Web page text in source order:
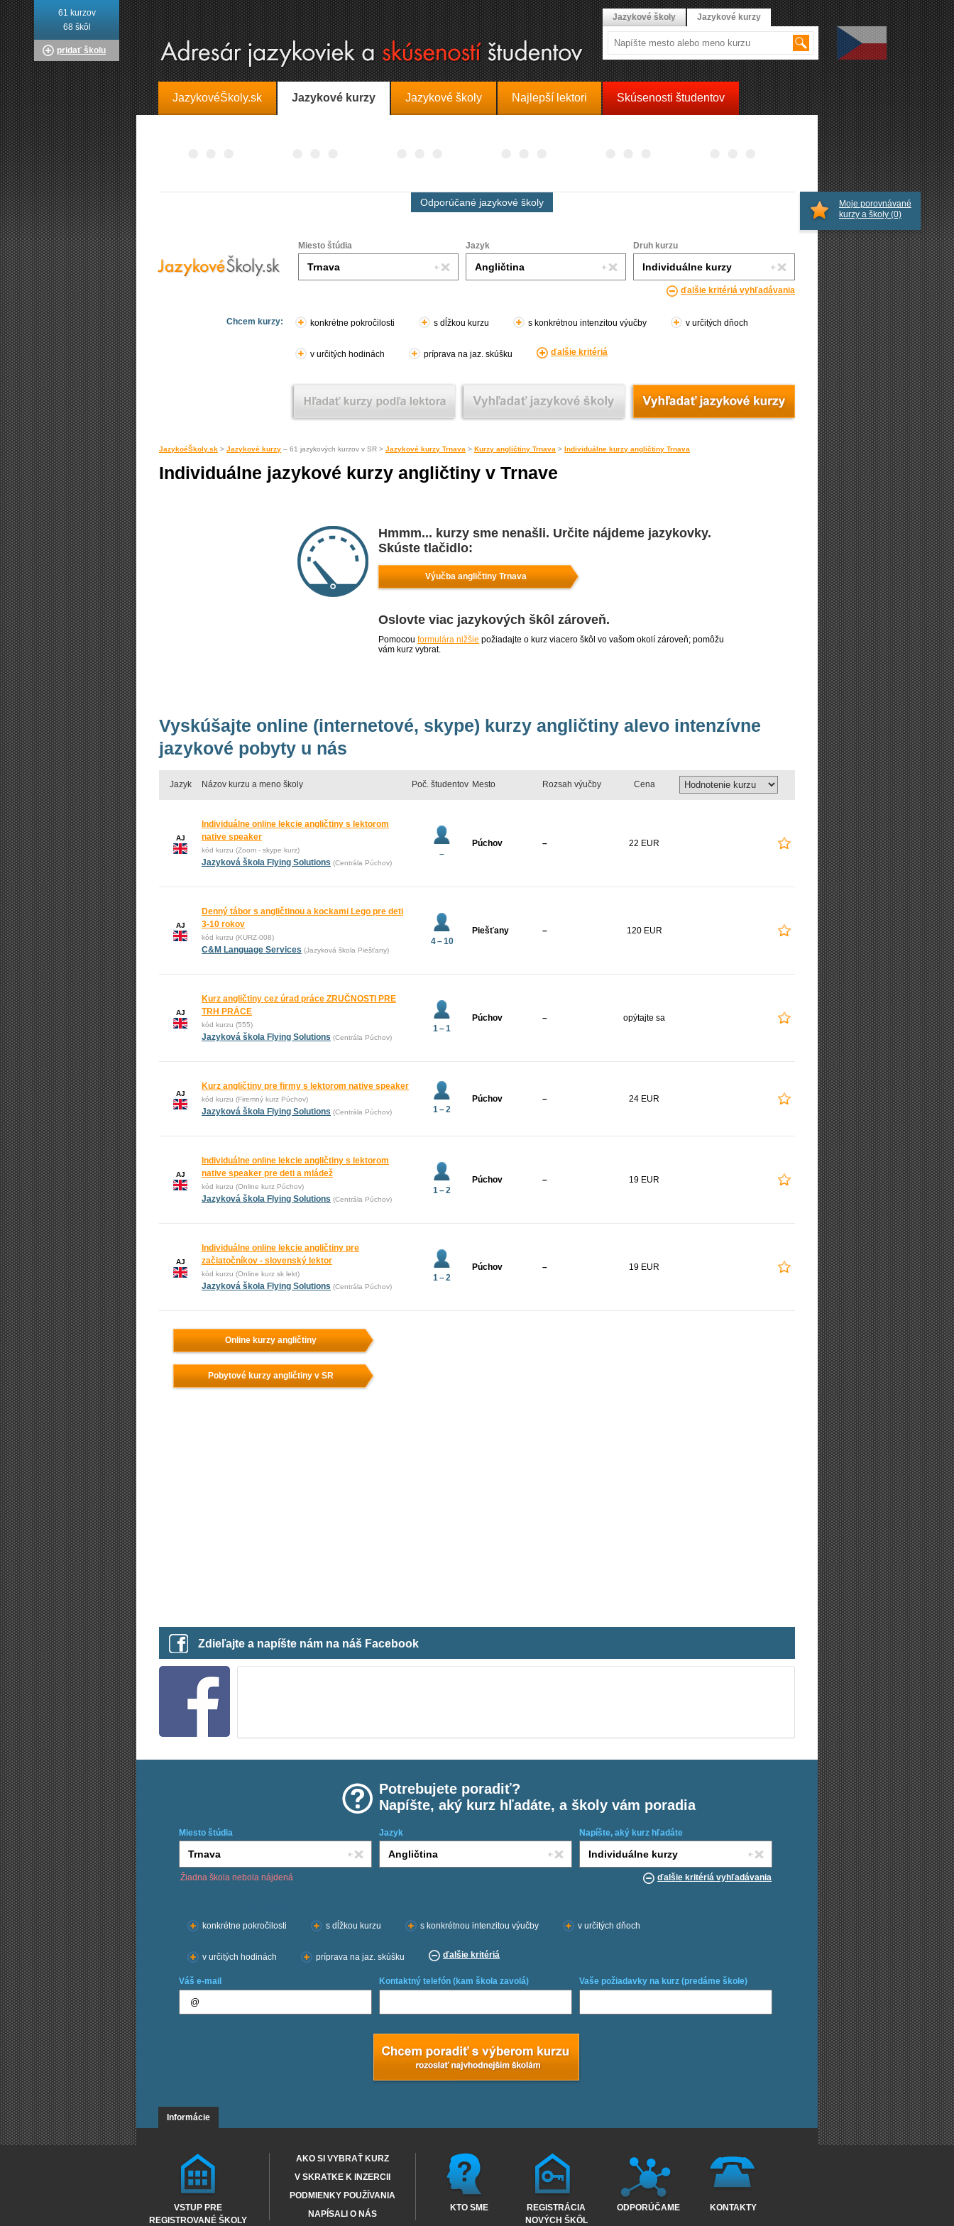
JazykovéŠkoly.sk Jazykové kurzy Jazykové školy Najlepší lektori Skúsenosti študentov
Odporúčané jazykové školy
Miesto štúdia Jazyk Druh kurzu
ďalšie kritériá vyhľadávania
Chcem kurzy: konkrétne pokročilosti s dĺžkou kurzu s konkrétnou intenzitou výučby v určitých dňoch
v určitých hodinách príprava na jaz. skúšku ďalšie kritériá
JazykoéŠkoly.sk > Jazykové kurzy – 61 jazykových kurzov v SR > Jazykové kurzy Trnava > Kurzy angličtiny Trnava > Individuálne kurzy angličtiny Trnava
Individuálne jazykové kurzy angličtiny v Trnave
Hmmm... kurzy sme nenašli. Určite nájdeme jazykovky.
Skúste tlačidlo:
Výučba angličtiny Trnava
Oslovte viac jazykových škôl zároveň.
Pomocou formulára nižšie požiadajte o kurz viacero škôl vo vašom okolí zároveň; pomôžu
vám kurz vybrat.
Vyskúšajte online (internetové, skype) kurzy angličtiny alevo intenzívne
jazykové pobyty u nás
Jazyk Názov kurzu a meno školy Poč. študentov Mesto Rozsah výučby Cena
AJ
Individuálne online lekcie angličtiny s lektorom
native speaker
kód kurzu (Zoom - skype kurz)
Jazyková škola Flying Solutions (Centrála Púchov)
–
Púchov – 22 EUR
AJ
Denný tábor s angličtinou a kockami Lego pre deti
3-10 rokov
kód kurzu (KURZ-008)
C&M Language Services (Jazyková škola Piešťany)
4 – 10
Piešťany – 120 EUR
AJ
Kurz angličtiny cez úrad práce ZRUČNOSTI PRE
TRH PRÁCE
kód kurzu (555)
Jazyková škola Flying Solutions (Centrála Púchov)
1 – 1
Púchov – opýtajte sa
AJ
Kurz angličtiny pre firmy s lektorom native speaker
kód kurzu (Firemný kurz Púchov)
Jazyková škola Flying Solutions (Centrála Púchov) 1 – 2
Púchov – 24 EUR
AJ
Individuálne online lekcie angličtiny s lektorom
native speaker pre deti a mládež
kód kurzu (Online kurz Púchov)
Jazyková škola Flying Solutions (Centrála Púchov)
1 – 2
Púchov – 19 EUR
AJ
Individuálne online lekcie angličtiny pre
začiatočníkov - slovenský lektor
kód kurzu (Online kurz sk lekt)
Jazyková škola Flying Solutions (Centrála Púchov)
1 – 2
Púchov – 19 EUR
Online kurzy angličtiny
Pobytové kurzy angličtiny v SR
Zdieľajte a napíšte nám na náš Facebook
Potrebujete poradiť?
Napíšte, aký kurz hľadáte, a školy vám poradia
Miesto štúdia Jazyk Napíšte, aký kurz hľadáte
Žiadna škola nebola nájdená ďalšie kritériá vyhľadávania
konkrétne pokročilosti
s dĺžkou kurzu s konkrétnou intenzitou výučby v určitých dňoch
v určitých hodinách príprava na jaz. skúšku ďalšie kritériá
Váš e-mail Kontaktný telefón (kam škola zavolá) Vaše požiadavky na kurz (predáme škole)
Moje porovnávané
kurzy a školy (0)
61 kurzov
68 škôl
pridať školu
Jazykové školy Jazykové kurzy
Informácie
VSTUP PRE
REGISTROVANÉ ŠKOLY
AKO SI VYBRAŤ KURZ
V SKRATKE K INZERCII
PODMIENKY POUŽÍVANIA
NAPÍSALI O NÁS
KTO SME
REGISTRÁCIA
NOVÝCH ŠKÔL
ODPORÚČAME KONTAKTY